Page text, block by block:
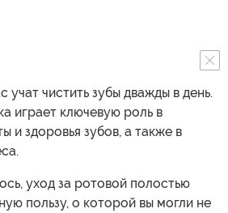
учат чистить зубы дважды в день.
играет ключевую роль в
и здоровья зубов, а также в
уход за ротовой полостью
пользу, о которой вы могли не